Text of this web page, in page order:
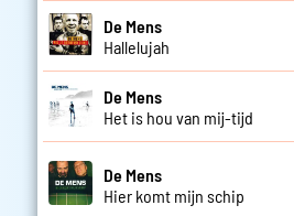
De Mens
Hallelujah
De Mens
Het is hou van mij-tijd
De Mens
Hier komt mijn schip